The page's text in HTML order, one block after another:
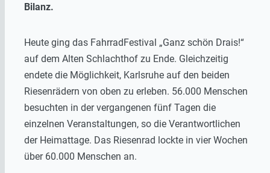
Bilanz.
Heute ging das FahrradFestival „Ganz schön Drais!“
auf dem Alten Schlachthof zu Ende. Gleichzeitig
endete die Möglichkeit, Karlsruhe auf den beiden
Riesenrädern von oben zu erleben. 56.000 Menschen
besuchten in der vergangenen fünf Tagen die
einzelnen Veranstaltungen, so die Verantwortlichen
der Heimattage. Das Riesenrad lockte in vier Wochen
über 60.000 Menschen an.